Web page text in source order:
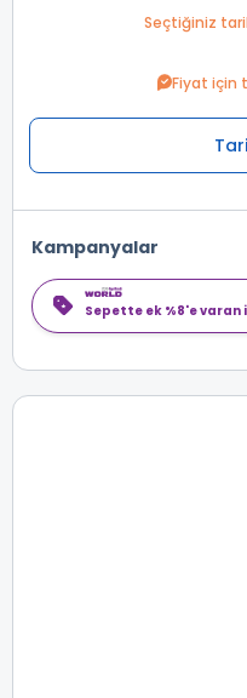
Seçtiğiniz
Fiyat için
Kampanyalar
Sepette ek %8'e varan